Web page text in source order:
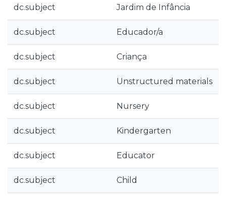
dc.subject Jardim de Infância
dc.subject Educador/a
dc.subject Criança
dc.subject Unstructured materials
dc.subject Nursery
dc.subject Kindergarten
dc.subject Educator
dc.subject Child